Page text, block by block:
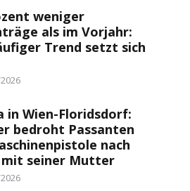
weniger
als im Vorjahr:
Trend setzt sich
in Wien-Floridsdorf:
bedroht Passanten
nach
seiner Mutter